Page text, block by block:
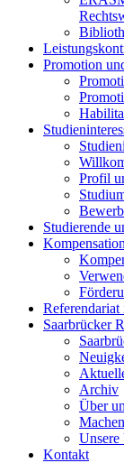
Promotion
Profil
Studierende
Referendariat
Saarbrücker
Archiv
Über
Unsere
Kontakt